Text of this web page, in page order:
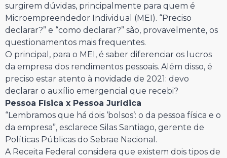
surgirem dúvidas, principalmente para quem é
Microempreendedor Individual (MEI). “Preciso
declarar?” e “como declarar?” são, provavelmente, os
questionamentos mais frequentes.
O principal, para o MEI, é saber diferenciar os lucros
da empresa dos rendimentos pessoais. Além disso, é
preciso estar atento à novidade de 2021: devo
declarar o auxílio emergencial que recebi?
Pessoa Física x Pessoa Jurídica
“Lembramos que há dois ‘bolsos’: o da pessoa física e o
da empresa”, esclarece Silas Santiago, gerente de
Políticas Públicas do Sebrae Nacional.
A Receita Federal considera que existem dois tipos de